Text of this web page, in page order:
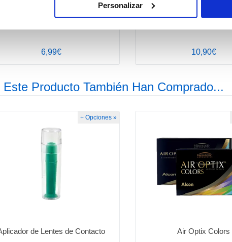
Personalizar
6,99€ 10,90€
Producto También Han Comprado...
de Lentes de Contacto
+ Opciones »
Air Optix Colors